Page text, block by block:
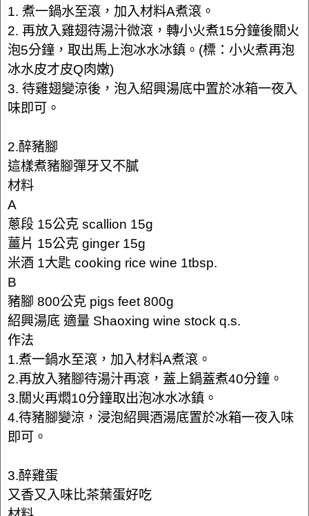
1. 煮一鍋水至滾，加入材料A煮滾。
2. 再放入雞翅待湯汁微滾，轉小火煮15分鐘後關火
泡5分鐘，取出馬上泡冰水冰鎮。(標：小火煮再泡
冰水皮才皮Q肉嫩)
3. 待雞翅變涼後，泡入紹興湯底中置於冰箱一夜入
味即可。
2.醉豬腳
這樣煮豬腳彈牙又不膩
材料
A
蔥段 15公克 scallion 15g
薑片 15公克 ginger 15g
米酒 1大匙 cooking rice wine 1tbsp.
B
豬腳 800公克 pigs feet 800g
紹興湯底 適量 Shaoxing wine stock q.s.
作法
1.煮一鍋水至滾，加入材料A煮滾。
2.再放入豬腳待湯汁再滾，蓋上鍋蓋煮40分鐘。
3.關火再燜10分鐘取出泡冰水冰鎮。
4.待豬腳變涼，浸泡紹興酒湯底置於冰箱一夜入味
即可。
3.醉雞蛋
又香又入味比茶葉蛋好吃